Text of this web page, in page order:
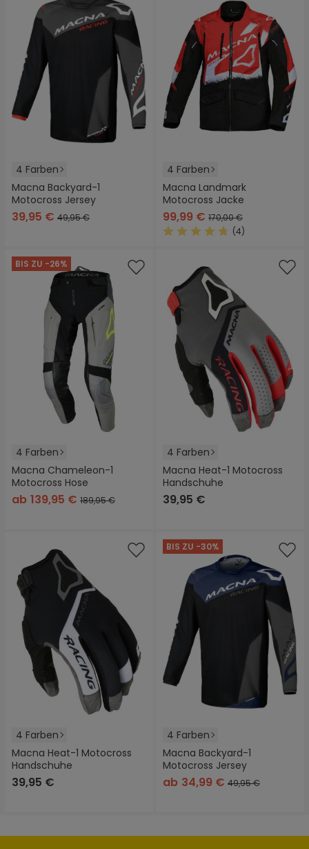
4 Farben
Macna Backyard-1
Motocross Jersey
39,95 € 49,95 €
4 Farben
Macna Landmark
Motocross Jacke
99,99 € 170,00 €
(4)
BIS ZU -26%
4 Farben
Macna Chameleon-1
Motocross Hose
ab 139,95 € 189,95 €
4 Farben
Macna Heat-1 Motocross
Handschuhe
39,95 €
4 Farben
Macna Heat-1 Motocross
Handschuhe
39,95 €
BIS ZU -30%
4 Farben
Macna Backyard-1
Motocross Jersey
ab 34,99 € 49,95 €